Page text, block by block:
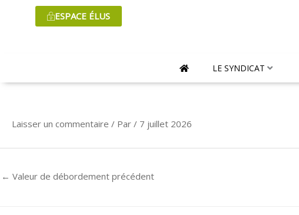
ESPACE ÉLUS
LE SYNDICAT
Laisser un commentaire / Par / 7 juillet 2026
← Valeur de débordement précédent